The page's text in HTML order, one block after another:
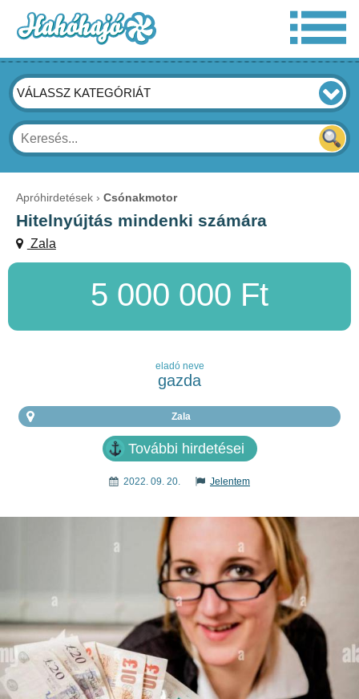
VÁLASSZ KATEGÓRIÁT
Apróhirdetések Csónakmotor
Hitelnyújtás mindenki számára
Zala
5 000 000 Ft
eladó neve
gazda
Zala
További hirdetései
2022. 09. 20. Jelentem